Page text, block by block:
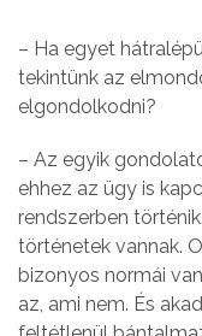
– Ha egyet
tekintünk az
elgondolkodni?
– Az egyik
ehhez az ügy is
rendszerben
történetek vannak.
bizonyos normái
az, ami nem. És